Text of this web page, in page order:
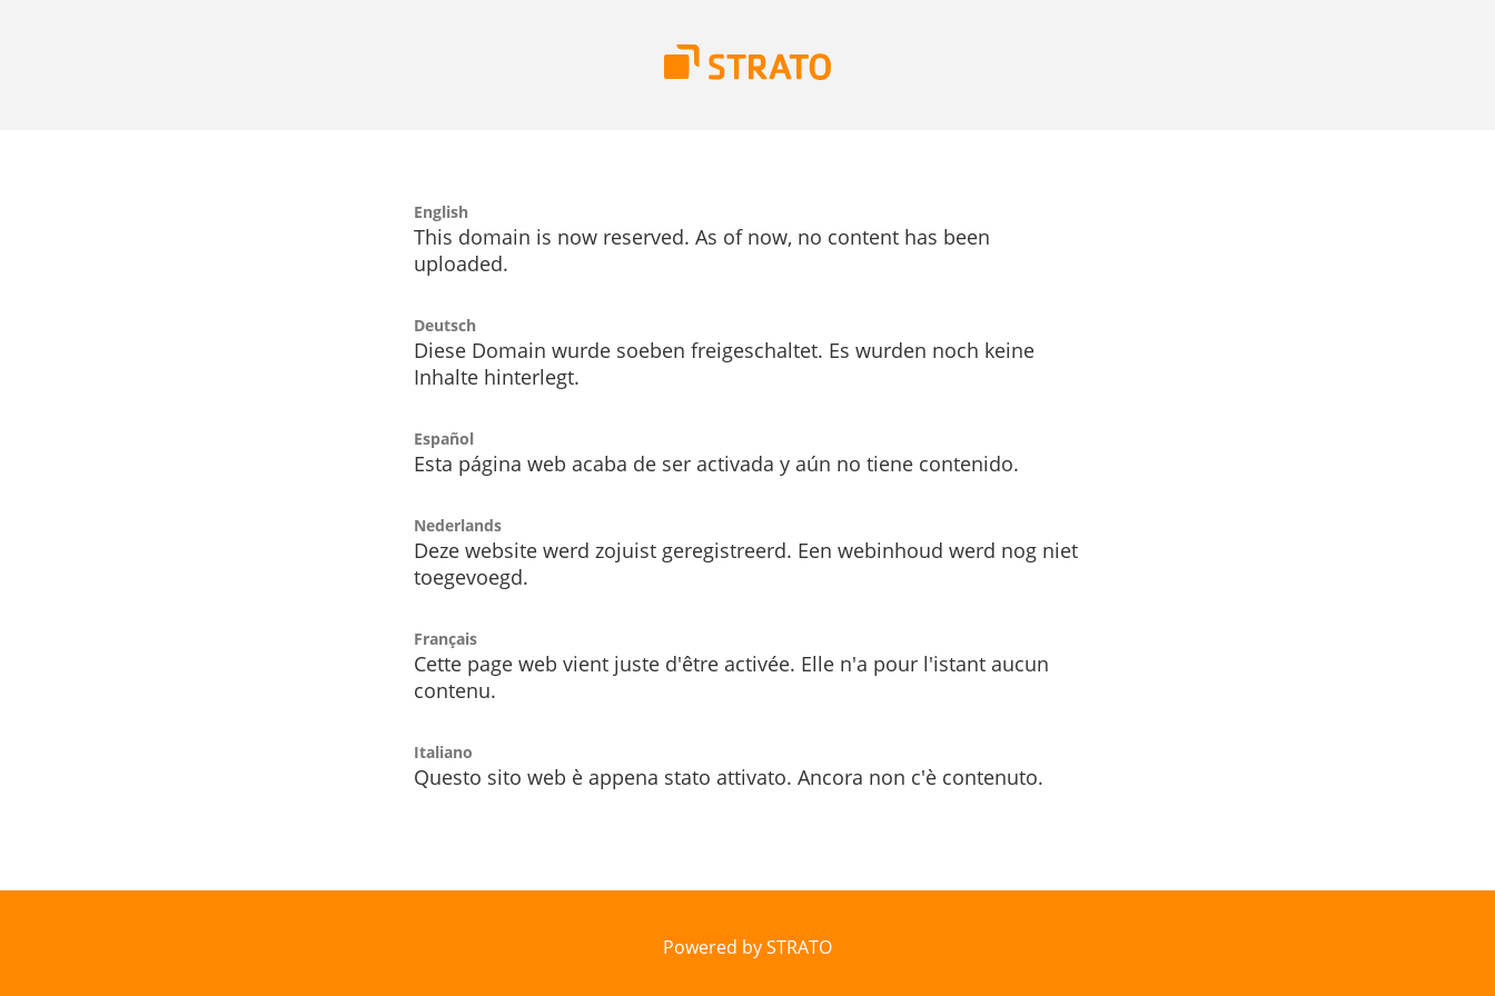
English
This domain is now reserved. As of now, no content has been
uploaded.
Deutsch
Diese Domain wurde soeben freigeschaltet. Es wurden noch keine
Inhalte hinterlegt.
Español
Esta página web acaba de ser activada y aún no tiene contenido.
Nederlands
Deze website werd zojuist geregistreerd. Een webinhoud werd nog niet
toegevoegd.
Français
Cette page web vient juste d'être activée. Elle n'a pour l'istant aucun
contenu.
Italiano
Questo sito web è appena stato attivato. Ancora non c'è contenuto.
Powered by STRATO